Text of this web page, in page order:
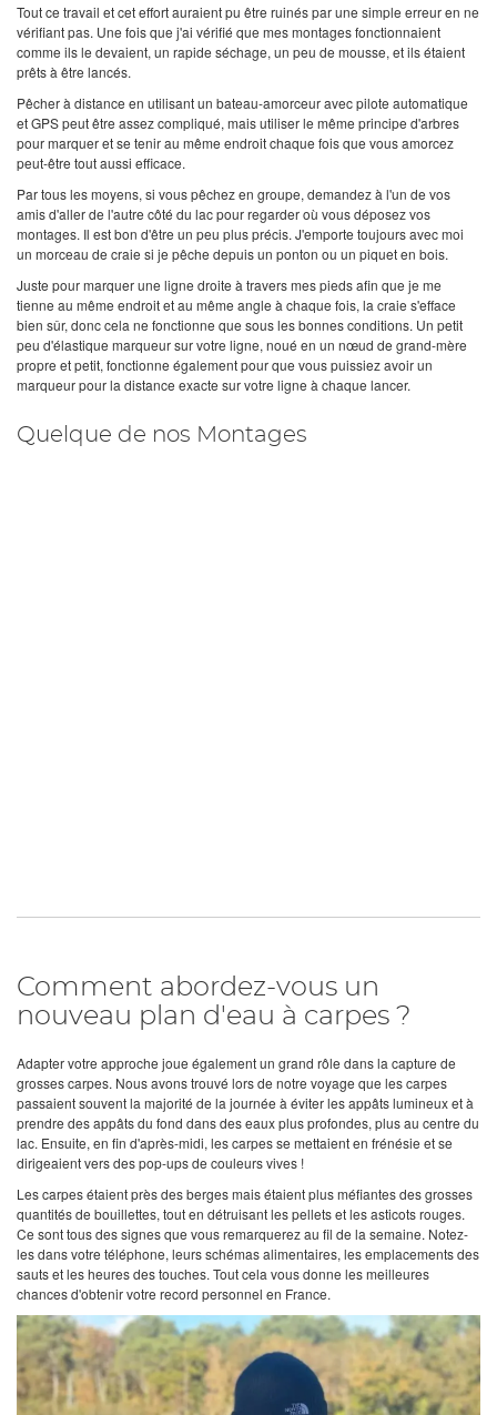
Tout ce travail et cet effort auraient pu être ruinés par une simple erreur en ne
vérifiant pas. Une fois que j'ai vérifié que mes montages fonctionnaient
comme ils le devaient, un rapide séchage, un peu de mousse, et ils étaient
prêts à être lancés.
Pêcher à distance en utilisant un bateau-amorceur avec pilote automatique
et GPS peut être assez compliqué, mais utiliser le même principe d'arbres
pour marquer et se tenir au même endroit chaque fois que vous amorcez
peut-être tout aussi efficace.
Par tous les moyens, si vous pêchez en groupe, demandez à l'un de vos
amis d'aller de l'autre côté du lac pour regarder où vous déposez vos
montages. Il est bon d'être un peu plus précis. J'emporte toujours avec moi
un morceau de craie si je pêche depuis un ponton ou un piquet en bois.
Juste pour marquer une ligne droite à travers mes pieds afin que je me
tienne au même endroit et au même angle à chaque fois, la craie s'efface
bien sûr, donc cela ne fonctionne que sous les bonnes conditions. Un petit
peu d'élastique marqueur sur votre ligne, noué en un nœud de grand-mère
propre et petit, fonctionne également pour que vous puissiez avoir un
marqueur pour la distance exacte sur votre ligne à chaque lancer.
Quelque de nos Montages
Comment abordez-vous un
nouveau plan d'eau à carpes ?
Adapter votre approche joue également un grand rôle dans la capture de
grosses carpes. Nous avons trouvé lors de notre voyage que les carpes
passaient souvent la majorité de la journée à éviter les appâts lumineux et à
prendre des appâts du fond dans des eaux plus profondes, plus au centre du
lac. Ensuite, en fin d'après-midi, les carpes se mettaient en frénésie et se
dirigeaient vers des pop-ups de couleurs vives !
Les carpes étaient près des berges mais étaient plus méfiantes des grosses
quantités de bouillettes, tout en détruisant les pellets et les asticots rouges.
Ce sont tous des signes que vous remarquerez au fil de la semaine. Notez-
les dans votre téléphone, leurs schémas alimentaires, les emplacements des
sauts et les heures des touches. Tout cela vous donne les meilleures
chances d'obtenir votre record personnel en France.